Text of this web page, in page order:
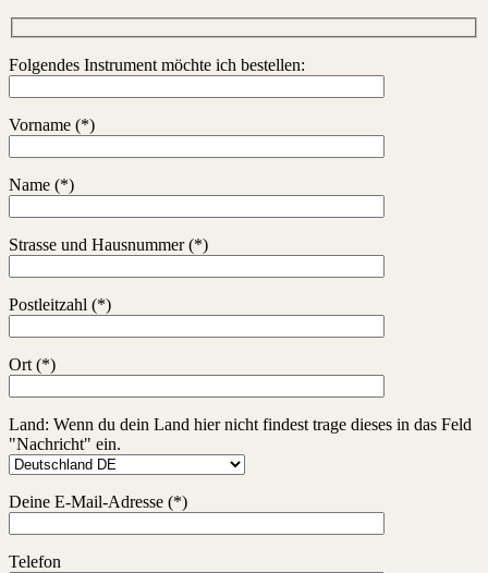
Folgendes Instrument möchte ich bestellen:
Vorname (*)
Name (*)
Strasse und Hausnummer (*)
Postleitzahl (*)
Ort (*)
Land: Wenn du dein Land hier nicht findest trage dieses in das Feld
"Nachricht" ein.
Deine E-Mail-Adresse (*)
Telefon